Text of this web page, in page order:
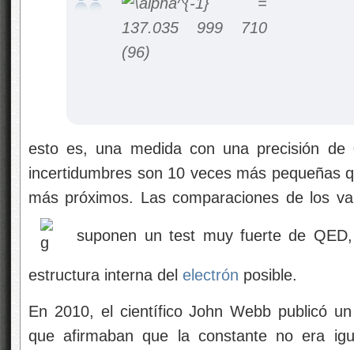
esto es, una medida con una precisión
incertidumbres son 10 veces más pequeñas
más próximos. Las comparaciones de los
suponen un test muy fuerte de
estructura interna del electrón posible.
En 2010, el científico John Webb publicó
que afirmaban que la constante no era